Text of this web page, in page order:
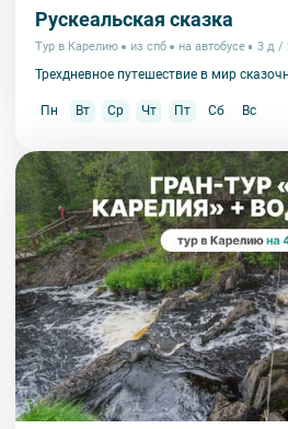
Рускеальская сказка
Тур в Карелию из спб на автобусе 3 д /
Трехдневное путешествие в мир
Пн Вт Ср Чт Пт Сб Вс